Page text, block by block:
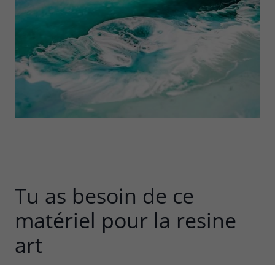
Tu as besoin de ce
matériel pour la resine
art